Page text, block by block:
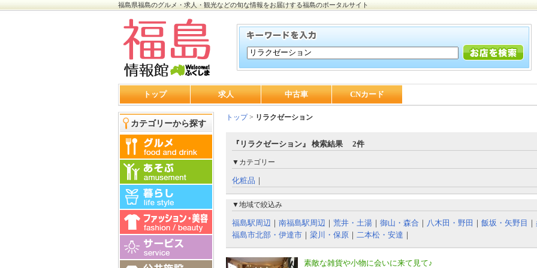
福島県福島のグルメ・求人・観光などの旬な情報をお届けする福島のポータルサイト
トップ 求人 中古車 CNカード
カテゴリーから探す
トップ> リラクゼーション
『リラクゼーション』 検索結果 2件
▼カテゴリー
化粧品 ｜
▼地域で絞込み
福島駅周辺 ｜ 南福島駅周辺 ｜ 荒井・土湯 ｜ 御山・森合 ｜ 八木田・野田 ｜ 飯坂・矢野目 ｜
福島市北部・伊達市 ｜ 梁川・保原 ｜ 二本松・安達 ｜
素敵な雑貨や小物に会いに来て見て♪